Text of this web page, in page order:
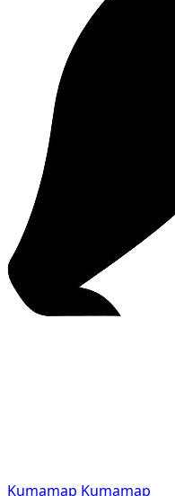
Kumamap Kumamap